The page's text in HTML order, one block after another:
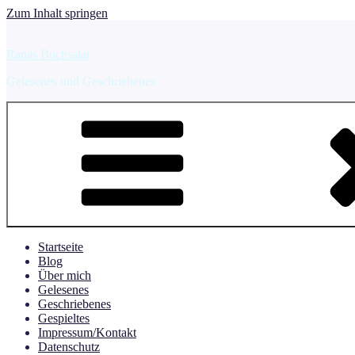
Zum Inhalt springen
Ranas Buchsalat
Gelesenes und Geschriebenes
Startseite
Blog
Über mich
Gelesenes
Geschriebenes
Gespieltes
Impressum/Kontakt
Datenschutz